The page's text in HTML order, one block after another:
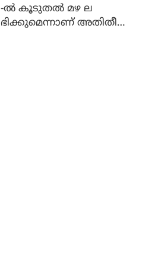
നാണെന്നാണ് സൂചനകള്‍.
-ല്‍ കൂടുതല്‍ മഴ ല
ഭിക്കുമെന്നാണ് അതിതീവ്ര